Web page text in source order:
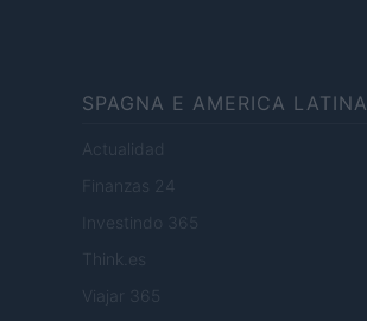
SPAGNA E AMERICA LATINA
Actualidad
Finanzas 24
Investindo 365
Think.es
Viajar 365